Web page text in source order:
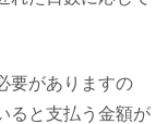
要がありますの
ると支払う金額が